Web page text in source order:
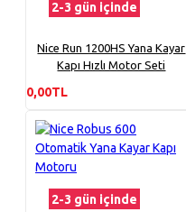
2-3 gün içinde
Nice Run 1200HS Yana Kayar
Kapı Hızlı Motor Seti
0,00TL
2-3 gün içinde